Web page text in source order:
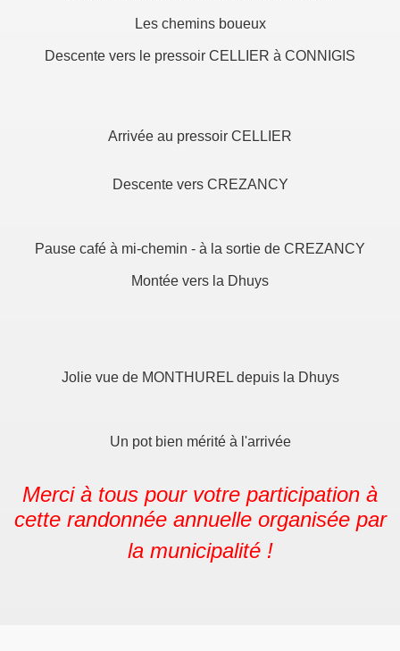
Les chemins boueux
Descente vers le pressoir CELLIER à CONNIGIS
Arrivée au pressoir CELLIER
Descente vers CREZANCY
Pause café à mi-chemin - à la sortie de CREZANCY
Montée vers la Dhuys
Jolie vue de MONTHUREL depuis la Dhuys
Un pot bien mérité à l'arrivée
Merci à tous pour votre participation à
cette randonnée annuelle organisée par
la municipalité !